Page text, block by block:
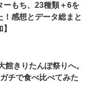
ーもち、23種類＋6を
！感想とデータ総まと
館きりたんぽ祭りへ。
チで食べ比べてみた